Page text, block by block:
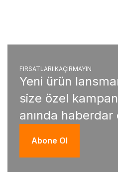
FIRSATLARI KAÇIRMAYIN
Yeni ürün
size özel
anında haberdar
Abone Ol